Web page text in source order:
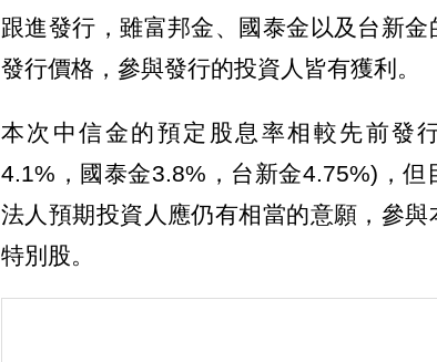
跟進發行，雖富邦金、國泰金以及台新
發行價格，參與發行的投資人皆有獲利。
本次中信金的預定股息率相較先前發
4.1%，國泰金3.8%，台新金4.75%)，但
法人預期投資人應仍有相當的意願，參
特別股。